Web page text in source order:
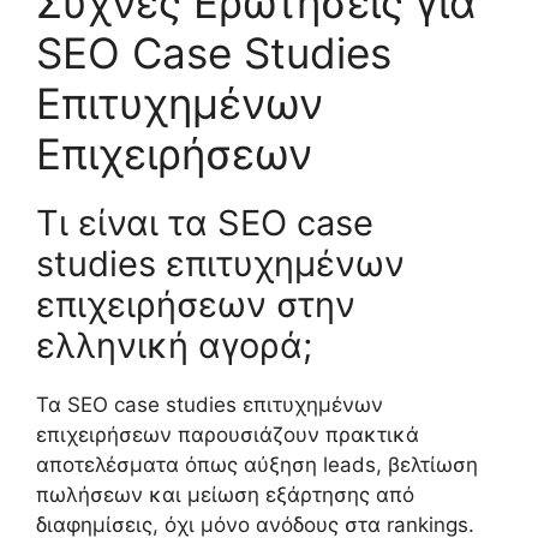
SEO Case Studies
Επιτυχημένων
Επιχειρήσεων
Τι είναι τα SEO case
studies επιτυχημένων
επιχειρήσεων στην
ελληνική αγορά;
Τα SEO case studies επιτυχημένων
επιχειρήσεων παρουσιάζουν πρακτικά
αποτελέσματα όπως αύξηση leads, βελτίωση
πωλήσεων και μείωση εξάρτησης από
διαφημίσεις, όχι μόνο ανόδους στα rankings.